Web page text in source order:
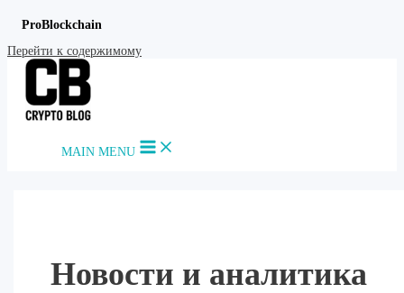
ProBlockchain
Перейти к содержимому
MAIN MENU
Новости и аналитика